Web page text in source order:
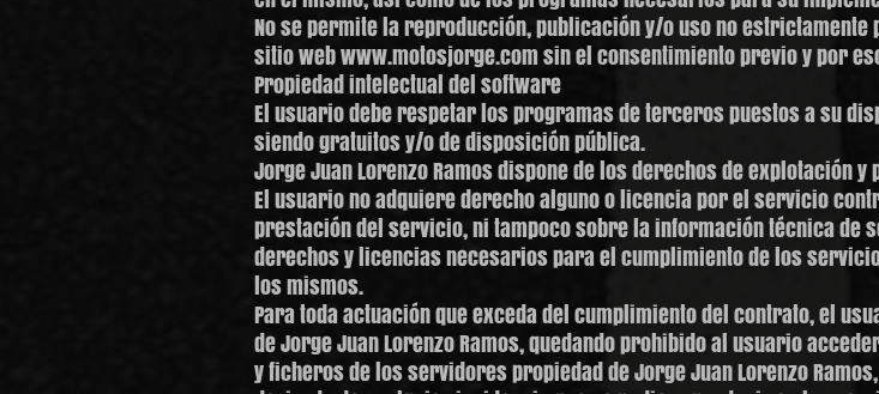
No se permite la reproducción, publicación y/o uso no
sitio web www.motosjorge.com sin el consentimiento previo y por
Propiedad intelectual del software
El usuario debe respetar los programas de terceros puestos a su
siendo gratuitos y/o de disposición pública.
Jorge Juan Lorenzo Ramos dispone de los derechos de explotación
El usuario no adquiere derecho alguno o licencia por el servicio
prestación del servicio, ni tampoco sobre la información técnica de
derechos y licencias necesarios para el cumplimiento de los
los mismos.
Para toda actuación que exceda del cumplimiento del contrato, el
de Jorge Juan Lorenzo Ramos, quedando prohibido al usuario
y ficheros de los servidores propiedad de Jorge Juan Lorenzo